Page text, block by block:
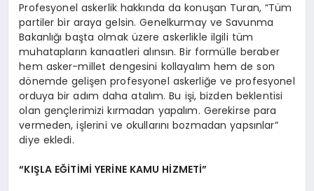
Profesyonel askerlik hakkında da konuşan Turan, “Tüm
partiler bir araya gelsin. Genelkurmay ve Savunma
Bakanlığı başta olmak üzere askerlikle ilgili tüm
muhatapların kanaatleri alınsın. Bir formülle beraber
hem asker-millet dengesini kollayalım hem de son
dönemde gelişen profesyonel askerliğe ve profesyonel
orduya bir adım daha atalım. Bu işi, bizden beklentisi
olan gençlerimizi kırmadan yapalım. Gerekirse para
vermeden, işlerini ve okullarını bozmadan yapsınlar”
diye ekledi.
“KIŞLA EĞİTİMİ YERİNE KAMU HİZMETİ”